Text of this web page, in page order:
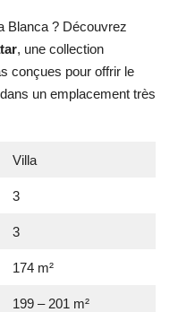
Blanca ? Découvrez
, une collection
conçues pour offrir le
un emplacement très
Villa
3
3
174 m²
199 – 201 m²